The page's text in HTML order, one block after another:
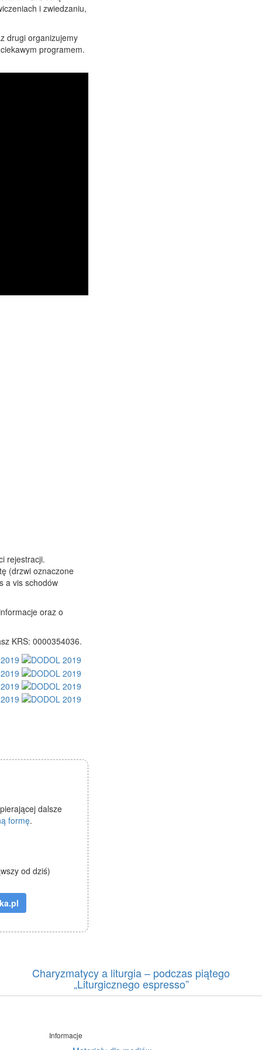
i zwiedzaniu,
drugi organizujemy
programem.
rejestracji.
(drzwi oznaczone
a vis schodów
oraz o
KRS: 0000354036.
dalsze
formę.
od dziś)
Charyzmatycy a liturgia – podczas piątego
„Liturgicznego espresso”
Informacje